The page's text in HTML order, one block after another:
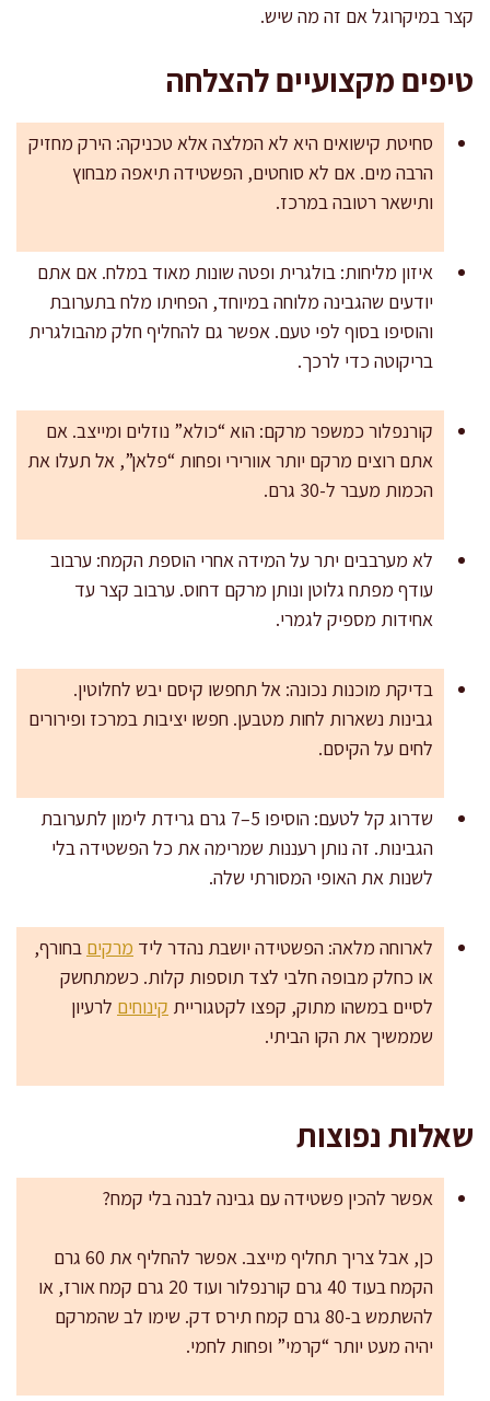
קצר במיקרוגל אם זה מה שיש.
טיפים מקצועיים להצלחה
סחיטת קישואים היא לא המלצה אלא טכניקה: הירק מחזיק
הרבה מים. אם לא סוחטים, הפשטידה תיאפה מבחוץ
ותישאר רטובה במרכז.
איזון מליחות: בולגרית ופטה שונות מאוד במלח. אם אתם
יודעים שהגבינה מלוחה במיוחד, הפחיתו מלח בתערובת
והוסיפו בסוף לפי טעם. אפשר גם להחליף חלק מהבולגרית
בריקוטה כדי לרכך.
קורנפלור כמשפר מרקם: הוא “כולא” נוזלים ומייצב. אם
אתם רוצים מרקם יותר אוורירי ופחות “פלאן”, אל תעלו את
הכמות מעבר ל-30 גרם.
לא מערבבים יתר על המידה אחרי הוספת הקמח: ערבוב
עודף מפתח גלוטן ונותן מרקם דחוס. ערבוב קצר עד
אחידות מספיק לגמרי.
בדיקת מוכנות נכונה: אל תחפשו קיסם יבש לחלוטין.
גבינות נשארות לחות מטבען. חפשו יציבות במרכז ופירורים
לחים על הקיסם.
שדרוג קל לטעם: הוסיפו 5–7 גרם גרידת לימון לתערובת
הגבינות. זה נותן רעננות שמרימה את כל הפשטידה בלי
לשנות את האופי המסורתי שלה.
לארוחה מלאה: הפשטידה יושבת נהדר ליד מרקים בחורף,
או כחלק מבופה חלבי לצד תוספות קלות. כשמתחשק
לסיים במשהו מתוק, קפצו לקטגוריית קינוחים לרעיון
שממשיך את הקו הביתי.
שאלות נפוצות
אפשר להכין פשטידה עם גבינה לבנה בלי קמח?
כן, אבל צריך תחליף מייצב. אפשר להחליף את 60 גרם
הקמח בעוד 40 גרם קורנפלור ועוד 20 גרם קמח אורז, או
להשתמש ב-80 גרם קמח תירס דק. שימו לב שהמרקם
יהיה מעט יותר “קרמי” ופחות לחמי.